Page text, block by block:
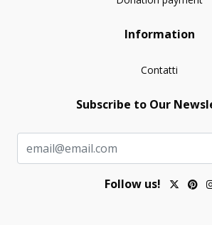
Information
Contatti
Subscribe to Our
Follow us!